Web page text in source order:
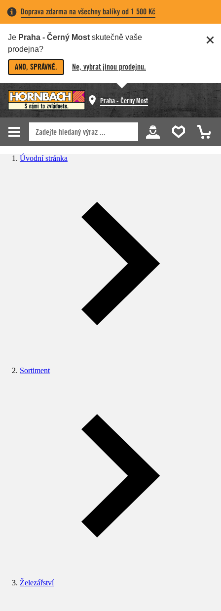
Doprava zdarma na všechny balíky od 1 500 Kč
Je Praha - Černý Most skutečně vaše
prodejna?
ANO, SPRÁVNĚ. Ne, vybrat jinou prodejnu.
Praha - Černý Most
Úvodní stránka
Sortiment
Železářství